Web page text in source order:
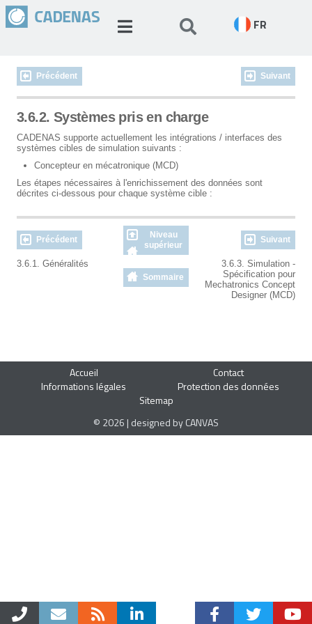
FR
Précédent Suivant
3.6.2. Systèmes pris en charge
CADENAS supporte actuellement les intégrations / interfaces des
systèmes cibles de simulation suivants :
Concepteur en mécatronique (MCD)
Les étapes nécessaires à l'enrichissement des données sont
décrites ci-dessous pour chaque système cible :
Précédent
Niveau
supérieur
Suivant
3.6.1. Généralités
Sommaire
3.6.3. Simulation -
Spécification pour
Mechatronics Concept
Designer (MCD)
Accueil
Contact
Informations légales
Protection des données
Sitemap
© 2026 | designed by CANVAS